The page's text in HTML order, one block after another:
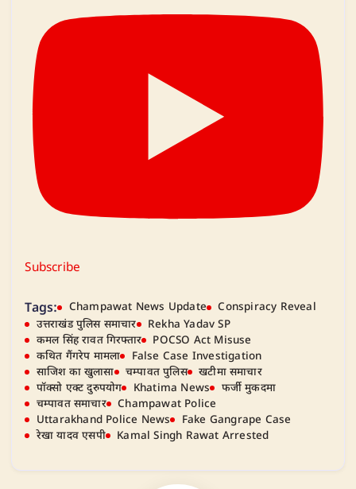
Subscribe
Tags: Champawat News Update
Conspiracy Reveal
उत्तराखंड पुलिस समाचार
Rekha Yadav SP
कमल सिंह रावत गिरफ्तार
POCSO Act Misuse
कथित गैंगरेप मामला
False Case Investigation
साजिश का खुलासा
चम्पावत पुलिस
खटीमा समाचार
पॉक्सो एक्ट दुरुपयोग
Khatima News
फर्जी मुकदमा
चम्पावत समाचार
Champawat Police
Uttarakhand Police News
Fake Gangrape Case
रेखा यादव एसपी
Kamal Singh Rawat Arrested